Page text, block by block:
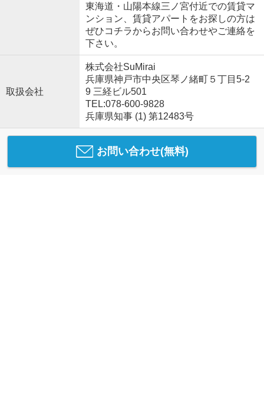
東海道・山陽本線三ノ宮付近での賃貸マ
ンション、賃貸アパートをお探しの方は
ぜひコチラからお問い合わせやご連絡を
下さい。
取扱会社
株式会社SuMirai
兵庫県神戸市中央区琴ノ緒町５丁目5-2
9 三経ビル501
TEL:078-600-9828
兵庫県知事 (1) 第12483号
お問い合わせ(無料)